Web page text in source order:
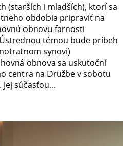
(starších i mladších), ktorí sa
obdobia pripraviť na
obnovu farnosti
témou bude príbeh
synovi)
obnova sa uskutoční
centra na Družbe v sobotu
súčasťou...